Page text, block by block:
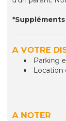
A VOTRE
Parking
Location
A NOTER